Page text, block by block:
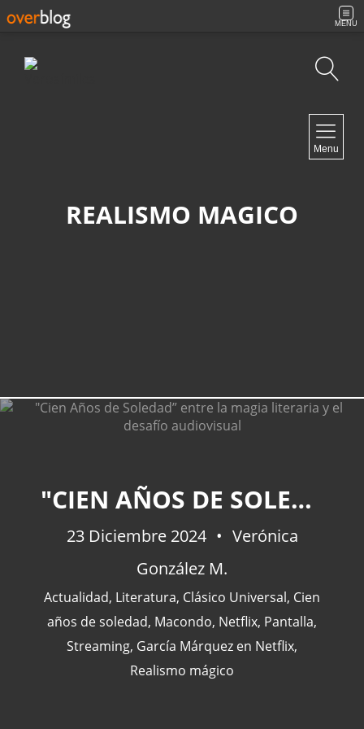
MENU
Menu
REALISMO MAGICO
"CIEN AÑOS DE SOLEDAD” ENTRE LA MAGIA LITERARIA Y EL DESAFÍO AUDIOVISUAL
23 Diciembre 2024
Verónica
González M.
Actualidad, Literatura, Clásico Universal, Cien
años de soledad, Macondo, Netflix, Pantalla,
Streaming, García Márquez en Netflix,
Realismo mágico
Actualidad(227)
(77)
Europa(47)
Venezuela(43)